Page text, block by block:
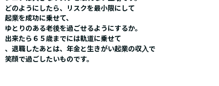
どのようにしたら、リスクを最小限にして
起業を成功に乗せて、
ゆとりのある老後を過ごせるようにするか。
出来たら６５歳までには軌道に乗せて
、退職したあとは、年金と生きがい起業の収入で
笑顔で過ごしたいものです。